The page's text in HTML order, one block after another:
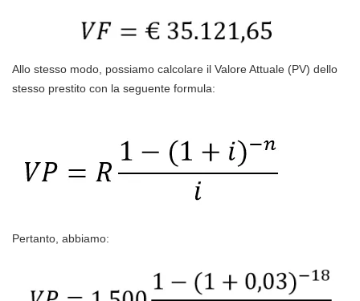
Allo stesso modo, possiamo calcolare il Valore Attuale (PV) dello
stesso prestito con la seguente formula:
Pertanto, abbiamo: